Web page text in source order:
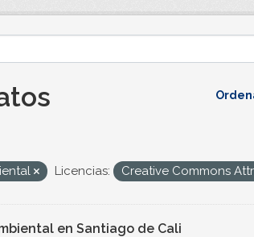
Licencias: Creative Commons
en Santiago de Cali